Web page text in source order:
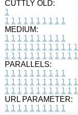
CUTTLY OLD:
1
1 1 1 1 1 1 1 1 1 1
MEDIUM:
1 1 1 1 1 1 1 1 1 1
1 1 1 1 1 1 1 1 1 1 1 1
1 1 1 1 1 1 1 1 1 1 1 1
PARALLELS:
1 1 1 1 1 1 1 1 1 1
1 1 1 1 1 1 1 1 1 1 1 1
1 1 1 1 1 1 1 1 1 1 1 1
URL PARAMETER:
1 1 1 1 1 1 1 1 1 1